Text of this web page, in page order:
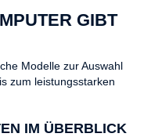
GIBT
Modelle zur Auswahl
zum leistungsstarken
IM ÜBERBLICK